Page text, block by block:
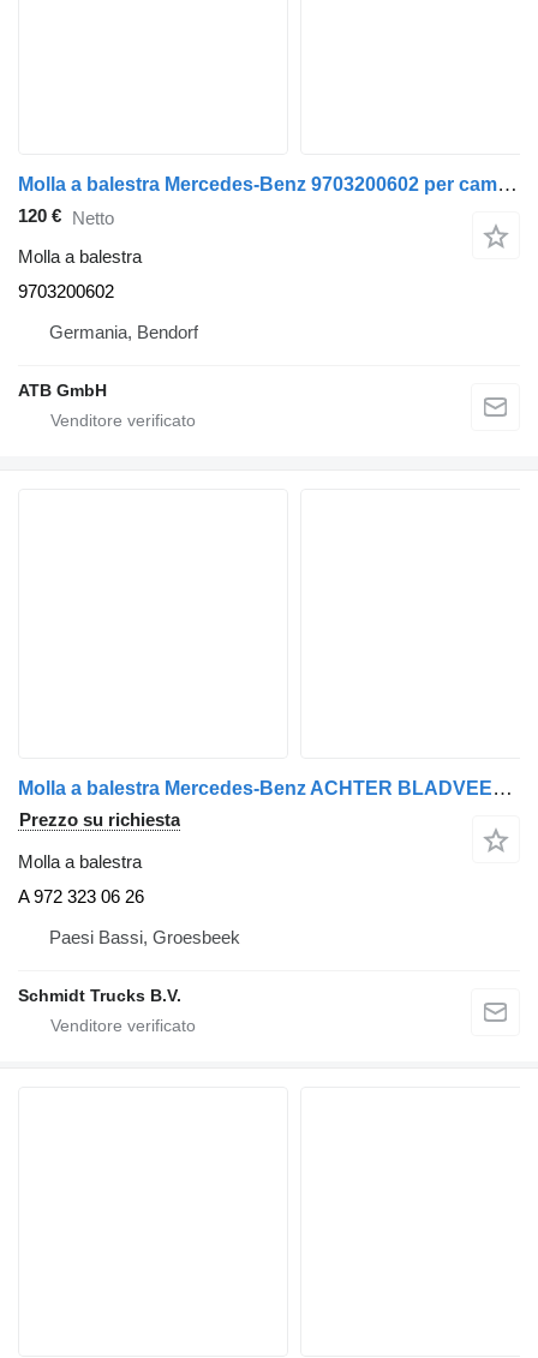
Molla a balestra Mercedes-Benz 9703200602 per camion Mercedes-Benz Atego
120 € Netto
Molla a balestra
9703200602
Germania, Bendorf
ATB GmbH
Molla a balestra Mercedes-Benz ACHTER BLADVEER ATEGO EURO 6 A 972 323 06 26 per camion
Prezzo su richiesta
Molla a balestra
A 972 323 06 26
Paesi Bassi, Groesbeek
Schmidt Trucks B.V.